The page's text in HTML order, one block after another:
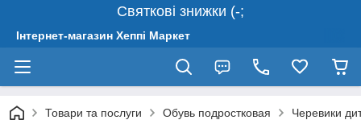
Святкові знижки (-;
Інтернет-магазин Хеппі Маркет
Товари та послуги Обувь подростковая Черевики